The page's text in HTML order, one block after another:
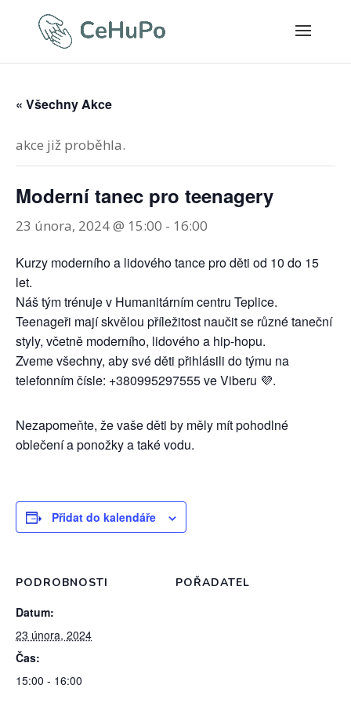
« Všechny Akce
akce již proběhla.
Moderní tanec pro teenagery
23 února, 2024 @ 15:00 - 16:00
Kurzy moderního a lidového tance pro děti od 10 do 15
let.
Náš tým trénuje v Humanitárním centru Teplice.
Teenageři mají skvělou příležitost naučit se různé taneční
styly, včetně moderního, lidového a hip-hopu.
Zveme všechny, aby své děti přihlásili do týmu na
telefonním čísle: +380995297555 ve Viberu 💜.
Nezapomeňte, že vaše děti by měly mít pohodlné
oblečení a ponožky a také vodu.
Přidat do kalendáře
PODROBNOSTI
Datum:
23 února, 2024
Čas:
15:00 - 16:00
POŘADATEL